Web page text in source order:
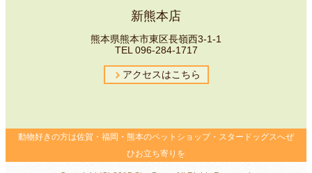
新熊本店
熊本県熊本市東区長嶺西3-1-1
TEL 096-284-1717
アクセスはこちら
動物好きの方は佐賀・福岡・熊本のペットショップ・スタードッグスへぜ
ひお立ち寄りを